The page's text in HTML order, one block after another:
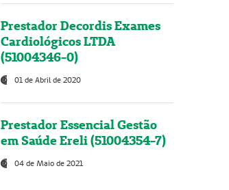
Prestador Decordis Exames
Cardiológicos LTDA
(51004346-0)
01 de Abril de 2020
Prestador Essencial Gestão
em Saúde Ereli (51004354-7)
04 de Maio de 2021